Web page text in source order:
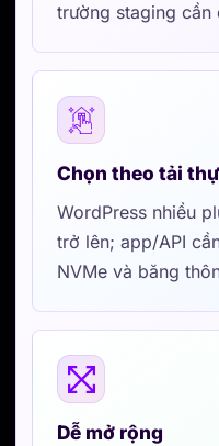
trường staging cần
Chọn theo tải
WordPress nhiều
trở lên; app/API
NVMe và băng
Dễ mở rộng